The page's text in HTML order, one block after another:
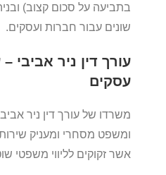
בתביעה על סכום קצוב)
שונים עבור חברות ועסקים.
עורך דין ניר אביבי –
עסקים
משרדו של עורך דין ניר
ומשפט מסחרי ומעניק
אשר זקוקים לליווי משפטי